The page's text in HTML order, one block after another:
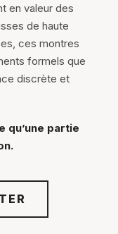
en valeur des
de haute
ces montres
formels que
discrète et
qu’une partie